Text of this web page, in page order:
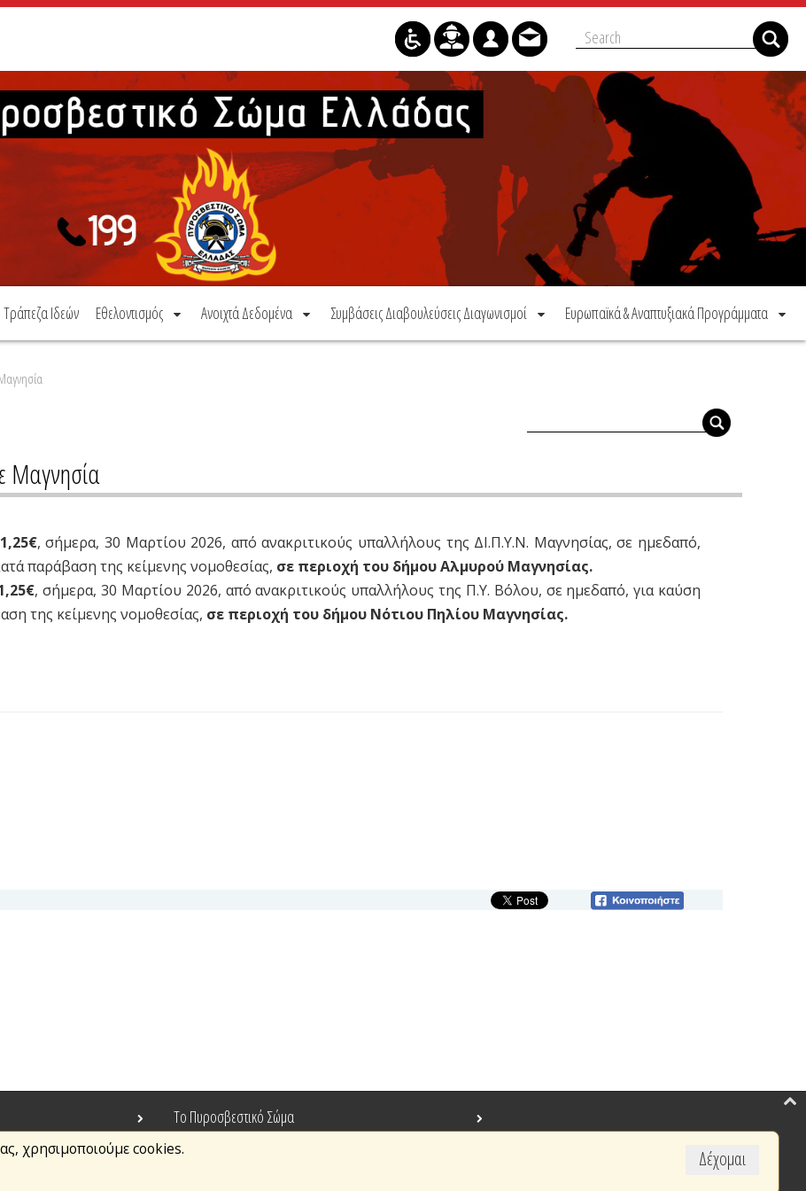
Τράπεζα Ιδεών Εθελοντισμός Ανοιχτά Δεδομένα Συμβάσεις Διαβουλεύσεις Διαγωνισμοί Ευρωπαϊκά & Αναπτυξιακά Προγράμματα
Μαγνησία
, σήμερα, 30 Mαρτίου 2026, από ανακριτικούς υπαλλήλους της ΔΙ.Π.Υ.Ν. Μαγνησίας, σε ημεδαπό,
παράβαση της κείμενης νομοθεσίας, σε περιοχή του δήμου Αλμυρού Μαγνησίας.
, σήμερα, 30 Mαρτίου 2026, από ανακριτικούς υπαλλήλους της Π.Υ. Βόλου, σε ημεδαπό, για καύση
της κείμενης νομοθεσίας, σε περιοχή του δήμου Νότιου Πηλίου Μαγνησίας.
Δέχομαι
χρησιμοποιούμε cookies.
Το Πυροσβεστικό Σώμα
Τράπεζα Ιδεών